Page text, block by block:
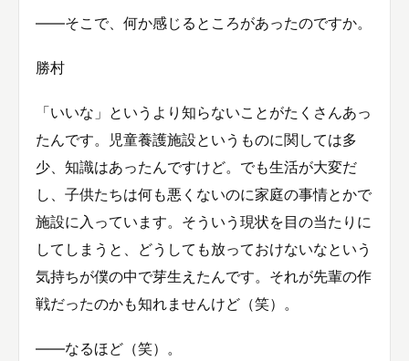
——そこで、何か感じるところがあったのですか。
勝村
「いいな」というより知らないことがたくさんあっ
たんです。児童養護施設というものに関しては多
少、知識はあったんですけど。でも生活が大変だ
し、子供たちは何も悪くないのに家庭の事情とかで
施設に入っています。そういう現状を目の当たりに
してしまうと、どうしても放っておけないなという
気持ちが僕の中で芽生えたんです。それが先輩の作
戦だったのかも知れませんけど（笑）。
——なるほど（笑）。